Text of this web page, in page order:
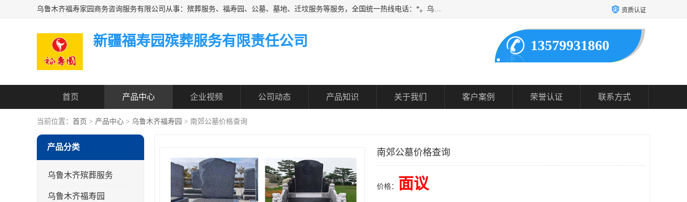
乌鲁木齐福寿家园商务咨询服务有限公司从事：殡葬服务、福寿园、公墓、墓地、迁坟服务等服务，全国统一热线电话：*。乌鲁木齐福寿家园商务咨询服务有限公司提供多种一条龙服务套餐，满足各阶层的实际需求。实实在在做到省心、省力、省钱。 资质认证
新疆福寿园殡葬服务有限责任公司 13579931860
首页 产品中心 企业视频 公司动态 产品知识 关于我们 客户案例 荣誉认证 联系方式
当前位置： 首页 > 产品中心 > 乌鲁木齐福寿园 > 南郊公墓价格查询
产品分类
乌鲁木齐殡葬服务
乌鲁木齐福寿园
南郊公墓价格查询
价格： 面议